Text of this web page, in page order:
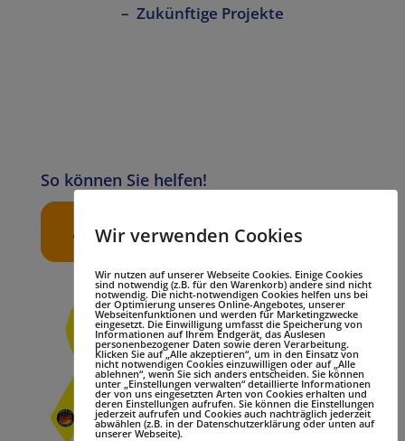
– Zukünftige Projekte
So können Sie helfen!
Infos zur „Gelben Schleife“
Wir verwenden Cookies
Wir nutzen auf unserer Webseite Cookies. Einige Cookies
sind notwendig (z.B. für den Warenkorb) andere sind nicht
notwendig. Die nicht-notwendigen Cookies helfen uns bei
der Optimierung unseres Online-Angebotes, unserer
Webseitenfunktionen und werden für Marketingzwecke
eingesetzt. Die Einwilligung umfasst die Speicherung von
Informationen auf Ihrem Endgerät, das Auslesen
personenbezogener Daten sowie deren Verarbeitung.
Klicken Sie auf „Alle akzeptieren“, um in den Einsatz von
nicht notwendigen Cookies einzuwilligen oder auf „Alle
ablehnen“, wenn Sie sich anders entscheiden. Sie können
unter „Einstellungen verwalten“ detaillierte Informationen
der von uns eingesetzten Arten von Cookies erhalten und
deren Einstellungen aufrufen. Sie können die Einstellungen
jederzeit aufrufen und Cookies auch nachträglich jederzeit
abwählen (z.B. in der Datenschutzerklärung oder unten auf
unserer Webseite).